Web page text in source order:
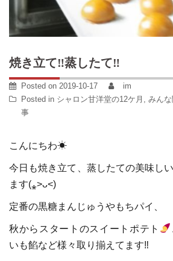
焼き立て‼蒸したて‼
Posted on 2019-10-17
im
Posted in シャロン甘洋堂の12ケ月 みん
事
こんにちわ☀
今日も焼き立て、蒸したての美味し
ます(⁎˃ᴗ˂)
定番の黒糖まんじゅうやもちパイ、
秋からスタートのスイートポテト
いも餡など様々取り揃えてます‼